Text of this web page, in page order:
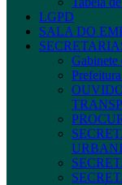
LGPD
SALA DO
Gabinete